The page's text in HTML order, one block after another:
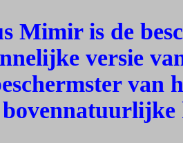
Mimir is de
versie
van